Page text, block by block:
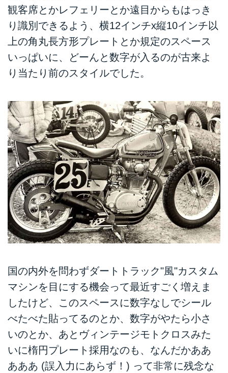
観客席とかレフェリーとか遠目からもはっき
り識別できるよう、横12インチx縦10インチ以
上の角丸長方形プレートとか規定のスペース
いっぱいに、どーんと数字が入るのが古来よ
り当たり前のスタイルでした。
国の内外を問わずダートトラック"風"カスタム
マシンを目にする機会って最近すごく増えま
したけど、このスペースに数字なしでシール
べたべた貼ってるのとか、数字がやたら小さ
いのとか、あとヴィンテージモトクロスみた
いに楕円プレート採用なのも、なんだかああ
あああ (誤入力にあらず！) って非常に残念な